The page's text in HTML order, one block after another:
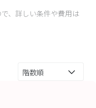
、詳しい条件や費用は